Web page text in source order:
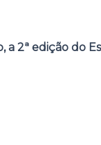
a 2ª edição do